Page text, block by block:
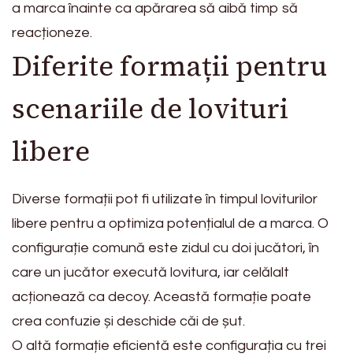
a marca înainte ca apărarea să aibă timp să
reacționeze.
Diferite formații pentru
scenariile de lovituri
libere
Diverse formații pot fi utilizate în timpul loviturilor
libere pentru a optimiza potențialul de a marca. O
configurație comună este zidul cu doi jucători, în
care un jucător execută lovitura, iar celălalt
acționează ca decoy. Această formație poate
crea confuzie și deschide căi de șut.
O altă formație eficientă este configurația cu trei